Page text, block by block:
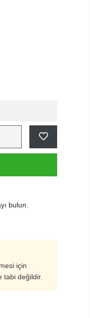
bulun.
için
tabi değildir.